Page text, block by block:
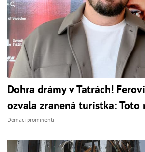
Dohra drámy v Tatrách!
ozvala zranená turistka: Toto
Domáci prominenti